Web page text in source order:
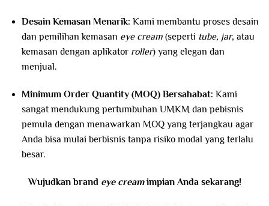
Desain Kemasan Menarik: Kami membantu proses desain
dan pemilihan kemasan eye cream(seperti tube, jar, atau
kemasan dengan aplikator roller) yang elegan dan
menjual.
Minimum Order Quantity (MOQ) Bersahabat: Kami
sangat mendukung pertumbuhan UMKM dan pebisnis
pemula dengan menawarkan MOQ yang terjangkau agar
Anda bisa mulai berbisnis tanpa risiko modal yang terlalu
besar.
Wujudkan brand eye creamimpian Anda sekarang!